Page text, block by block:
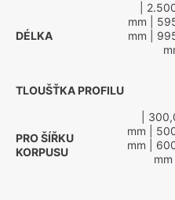
DÉLKA
|
mm |
mm |
TLOUŠŤKA PROFILU
PRO ŠÍŘKU
KORPUSU
|
mm |
mm |
mm